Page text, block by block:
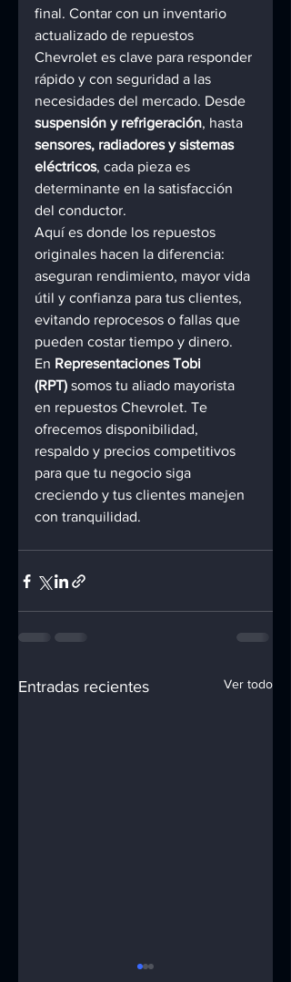
final. Contar con un inventario
actualizado de repuestos
Chevrolet es clave para responder
rápido y con seguridad a las
necesidades del mercado. Desde
suspensión y refrigeración, hasta
sensores, radiadores y sistemas
eléctricos, cada pieza es
determinante en la satisfacción
del conductor.
Aquí es donde los repuestos
originales hacen la diferencia:
aseguran rendimiento, mayor vida
útil y confianza para tus clientes,
evitando reprocesos o fallas que
pueden costar tiempo y dinero.
En Representaciones Tobi
(RPT) somos tu aliado mayorista
en repuestos Chevrolet. Te
ofrecemos disponibilidad,
respaldo y precios competitivos
para que tu negocio siga
creciendo y tus clientes manejen
con tranquilidad.
Entradas recientes Ver todo